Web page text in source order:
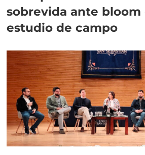
sobrevida ante bloom
estudio de campo